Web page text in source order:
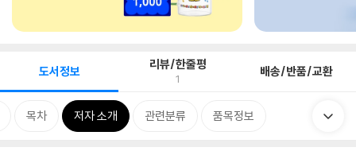
도서정보 리뷰/한줄평
1 배송/반품/교환
목차 저자 소개 관련분류 품목정보